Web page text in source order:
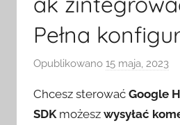
Pełna
Opublikowano 15 maja, 2023
z
e
Chcesz sterować Google
SDKmożesz wysyłać